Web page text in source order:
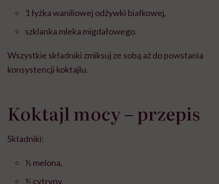
1 łyżka waniliowej odżywki białkowej,
szklanka mleka migdałowego.
Wszystkie składniki zmiksuj ze sobą aż do powstania
konsystencji koktajlu.
Koktajl mocy – przepis
Składniki:
½ melona,
½ cytryny,